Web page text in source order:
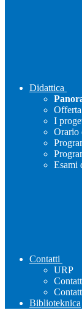
Didattica
I
Orario
Esami
Contatti
URP
Biblioteknica